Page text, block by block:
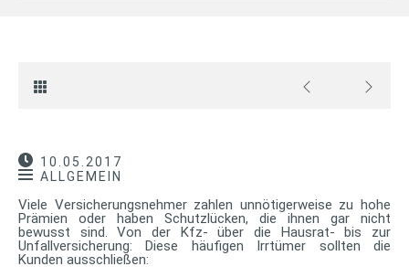
10.05.2017
ALLGEMEIN
Viele Versicherungsnehmer zahlen unnötigerweise zu hohe
Prämien oder haben Schutzlücken, die ihnen gar nicht
bewusst sind. Von der Kfz- über die Hausrat- bis zur
Unfallversicherung: Diese häufigen Irrtümer sollten die
Kunden ausschließen: